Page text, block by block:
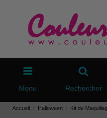
Menu Rechercher
Accueil Halloween Kit de